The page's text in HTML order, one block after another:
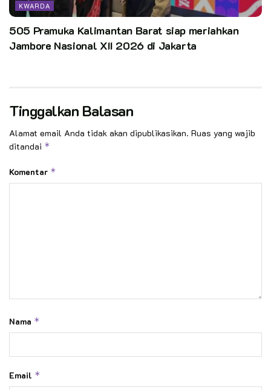
KWARDA
505 Pramuka Kalimantan Barat siap meriahkan
Jambore Nasional XII 2026 di Jakarta
Tinggalkan Balasan
Alamat email Anda tidak akan dipublikasikan. Ruas yang wajib
ditandai *
Komentar *
Nama *
Email *